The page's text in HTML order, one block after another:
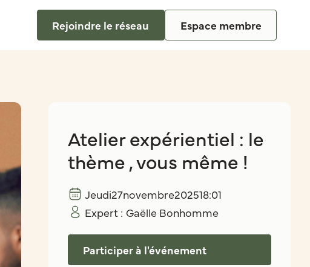
Rejoindre le réseau Espace membre
Atelier expérientiel : le
thème , vous même !
Jeudi27novembre202518:01
Expert : Gaëlle Bonhomme
Participer à l'événement